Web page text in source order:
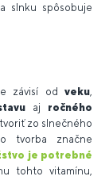
slnku spôsobuje
závisí odveku,
aj ročného
zo slnečného
tvorba značne
je potrebné
tohto vitamínu,